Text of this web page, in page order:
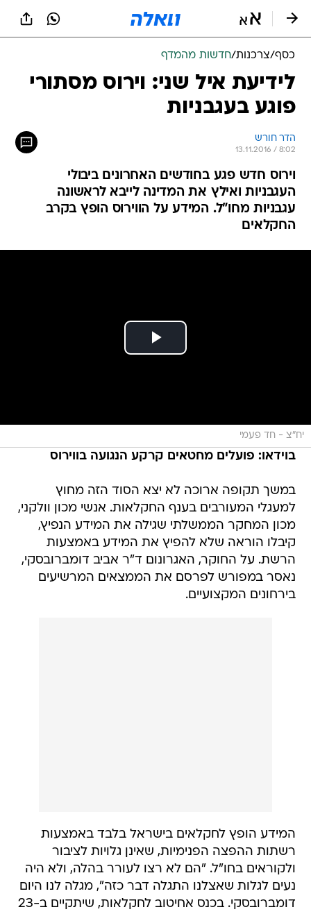
כסף/צרכנות/חדשות מהמדף
לידיעת איל שני: וירוס מסתורי
פוגע בעגבניות
הדר חורש
13.11.2016 / 8:02
וירוס חדש פגע בחודשים האחרונים ביבולי
העגבניות ואילץ את המדינה לייבא לראשונה
עגבניות מחו"ל. המידע על הווירוס הופץ בקרב
החקלאים
יח"צ - חד פעמי
בוידאו: פועלים מחטאים קרקע הנגועה בווירוס
במשך תקופה ארוכה לא יצא הסוד הזה מחוץ
למעגלי המעורבים בענף החקלאות. אנשי מכון וולקני,
מכון המחקר הממשלתי שגילה את המידע הנפיץ,
קיבלו הוראה שלא להפיץ את המידע באמצעות
הרשת. על החוקר, האגרונום ד"ר אביב דומברובסקי,
נאסר במפורש לפרסם את הממצאים המרשיעים
בירחונים המקצועיים.
המידע הופץ לחקלאים בישראל בלבד באמצעות
רשתות ההפצה הפנימיות, שאינן גלויות לציבור
ולקוראים בחו"ל. "הם לא רצו לעורר בהלה, ולא היה
נעים לגלות שאצלנו התגלה דבר כזה", מגלה לנו היום
דומברובסקי. בכנס אחיטוב לחקלאות, שיתקיים ב-23